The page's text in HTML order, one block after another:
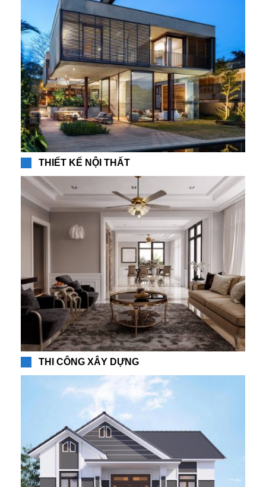
THIẾT KẾ NỘI THẤT
THI CÔNG XÂY DỰNG